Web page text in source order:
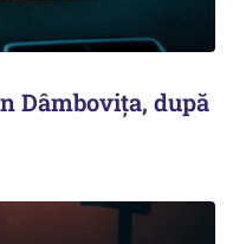
Dâmbovița, după